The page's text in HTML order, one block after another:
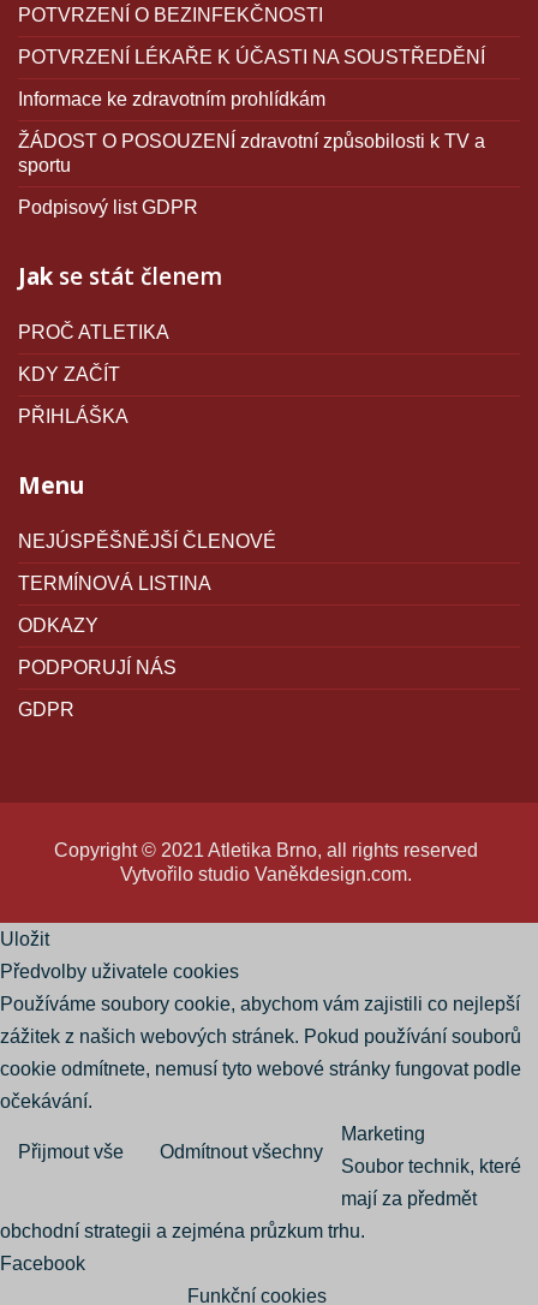
POTVRZENÍ O BEZINFEKČNOSTI
POTVRZENÍ LÉKAŘE K ÚČASTI NA SOUSTŘEDĚNÍ
Informace ke zdravotním prohlídkám
ŽÁDOST O POSOUZENÍ zdravotní způsobilosti k TV a
sportu
Podpisový list GDPR
Jak se stát členem
PROČ ATLETIKA
KDY ZAČÍT
PŘIHLÁŠKA
Menu
NEJÚSPĚŠNĚJŠÍ ČLENOVÉ
TERMÍNOVÁ LISTINA
ODKAZY
PODPORUJÍ NÁS
GDPR
Copyright © 2021 Atletika Brno, all rights reserved
Vytvořilo studioVaněkdesign.com.
Uložit
Předvolby uživatele cookies
Používáme soubory cookie, abychom vám zajistili co nejlepší
zážitek z našich webových stránek. Pokud používání souborů
cookie odmítnete, nemusí tyto webové stránky fungovat podle
očekávání.
Přijmout vše Odmítnout všechny
Marketing
Soubor technik, které
mají za předmět
obchodní strategii a zejména průzkum trhu.
Facebook
Funkční cookies